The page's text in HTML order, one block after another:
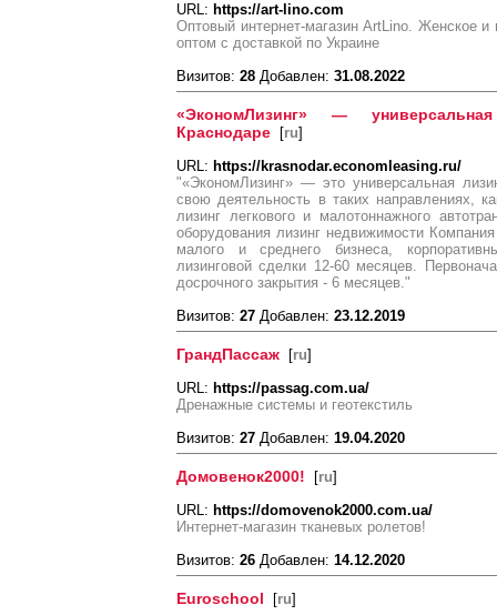
URL: https://art-lino.com
Оптовый интернет-магазин ArtLino. Женское и
оптом с доставкой по Украине
Визитов: 28 Добавлен: 31.08.2022
«ЭкономЛизинг» —
Краснодаре [ru]
URL: https://krasnodar.economleasing.ru/
"«ЭкономЛизинг» — это универсальная
свою деятельность в таких направлениях,
лизинг легкового и малотоннажного
оборудования лизинг недвижимости
малого и среднего бизнеса,
лизинговой сделки 12-60 месяцев.
досрочного закрытия - 6 месяцев."
Визитов: 27 Добавлен: 23.12.2019
ГрандПассаж [ru]
URL: https://passag.com.ua/
Дренажные системы и геотекстиль
Визитов: 27 Добавлен: 19.04.2020
Домовенок2000! [ru]
URL: https://domovenok2000.com.ua/
Интернет-магазин тканевых ролетов!
Визитов: 26 Добавлен: 14.12.2020
Euroschool [ru]